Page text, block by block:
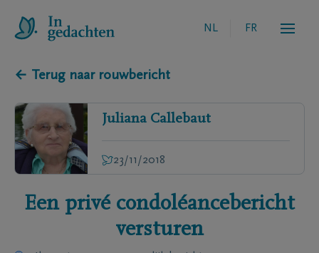
NL FR
← Terug naar rouwbericht
Juliana Callebaut
23/11/2018
Een privé condoléancebericht
versturen